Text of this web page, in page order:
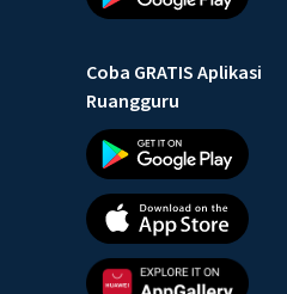
Coba GRATIS Aplikasi
Ruangguru